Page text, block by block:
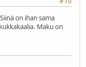
on ihan sama
Maku on